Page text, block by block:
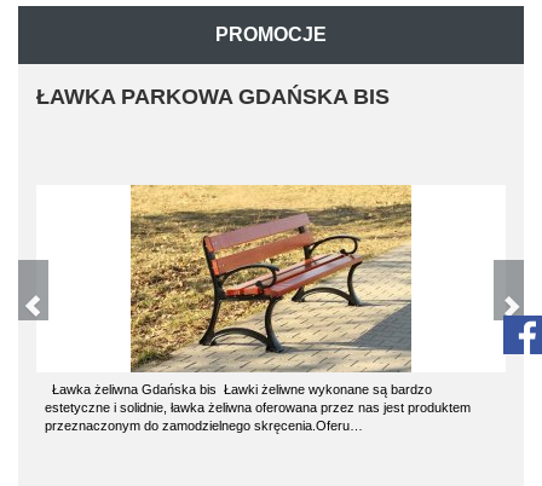
PROMOCJE
ŁAWKA PARKOWA GDAŃSKA BIS
Ławka żeliwna Gdańska bis Ławki żeliwne wykonane są bardzo
estetyczne i solidnie, ławka żeliwna oferowana przez nas jest produktem
przeznaczonym do zamodzielnego skręcenia.Oferu…